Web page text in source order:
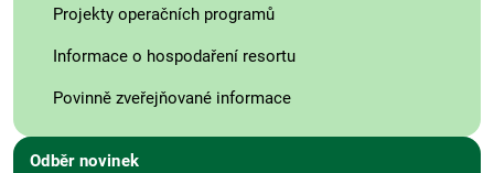
Projekty operačních programů
Informace o hospodaření resortu
Povinně zveřejňované informace
Odběr novinek